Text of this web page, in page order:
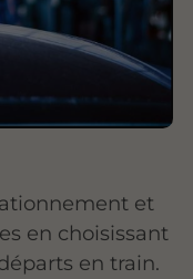
et
en choisissant
en train.